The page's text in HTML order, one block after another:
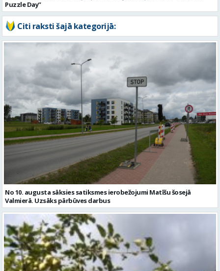
No 10. augusta sāksies satiksmes ierobežojumi Matīšu šosejā
Valmierā. Uzsāks pārbūves darbus